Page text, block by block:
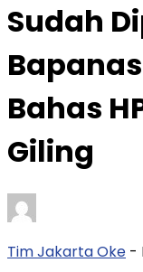
Sudah
Bahas
Giling
Tim Jakarta Oke -